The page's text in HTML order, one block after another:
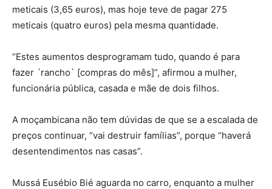
meticais (3,65 euros), mas hoje teve de pagar 275
meticais (quatro euros) pela mesma quantidade.
“Estes aumentos desprogramam tudo, quando é para
fazer ´rancho` [compras do mês]”, afirmou a mulher,
funcionária pública, casada e mãe de dois filhos.
A moçambicana não tem dúvidas de que se a escalada de
preços continuar, “vai destruir famílias”, porque “haverá
desentendimentos nas casas”.
Mussá Eusébio Bié aguarda no carro, enquanto a mulher